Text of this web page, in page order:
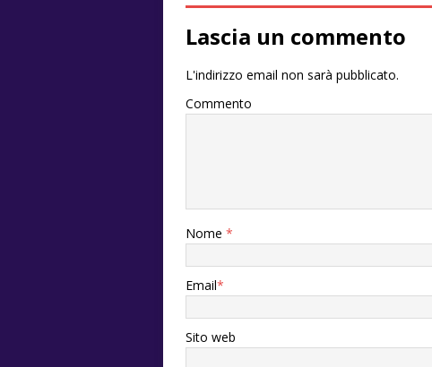
Lascia un commento
L'indirizzo email non sarà pubblicato.
Commento
Nome *
Email*
Sito web